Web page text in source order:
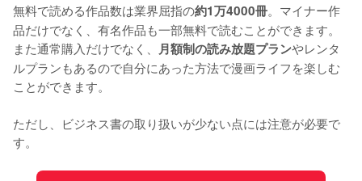
無料で読める作品数は業界屈指の約1万4000冊。マイナー作
品だけでなく、有名作品も一部無料で読むことができます。
また通常購入だけでなく、 月額制の読み放題プランやレンタ
ルプランもあるので自分にあった方法で漫画ライフを楽しむ
ことができます。
ただし、ビジネス書の取り扱いが少ない点には注意が必要で
す。